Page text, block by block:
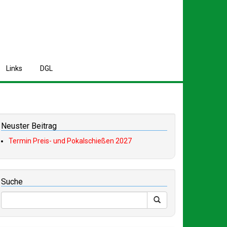
Links DGL
Neuster Beitrag
Termin Preis- und Pokalschießen 2027
Suche